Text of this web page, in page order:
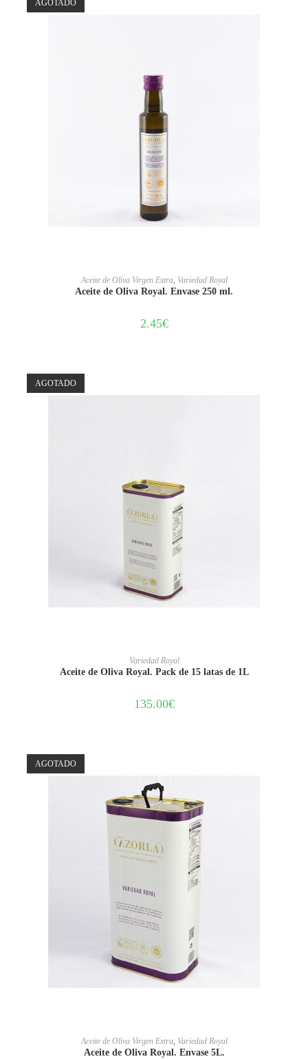
AGOTADO
LEER MÁS
Aceite de Oliva Virgen Extra, Variedad Royal
Aceite de Oliva Royal. Envase 250 ml.
2.45€
AGOTADO
LEER MÁS
Variedad Royal
Aceite de Oliva Royal. Pack de 15 latas de 1L
135.00€
AGOTADO
LEER MÁS
Aceite de Oliva Virgen Extra, Variedad Royal
Aceite de Oliva Royal. Envase 5L.